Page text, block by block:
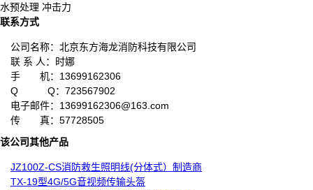
水预处理 冲击力
联系方式
公司名称： 北京东方海龙消防科技有限公司
联 系 人：
时娜
手 机： 13699162306
Q Q： 723567902
电子邮件： 13699162306@163.com
传 真： 57728505
该公司其他产品
JZ100Z-CS消防救生照明线(分体式）制造商
TX-19型4G/5G音视频传输头盔